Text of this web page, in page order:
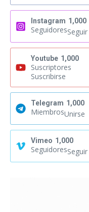
Instagram 1,000
SeguidoresSeguir
Youtube 1,000
Suscriptores
Suscribirse
Telegram 1,000
MiembrosUnirse
Vimeo 1,000
SeguidoresSeguir